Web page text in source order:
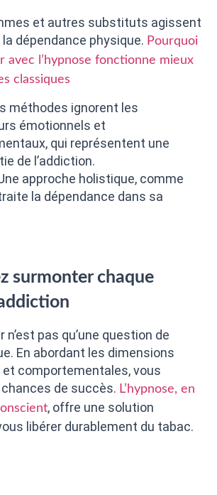
et autres substituts agissent
dépendance physique. Pourquoi
avec l’hypnose fonctionne mieux
classiques
méthodes ignorent les
émotionnels et
qui représentent une
de l’addiction.
approche holistique, comme
traite la dépendance dans sa
surmonter chaque
pas qu’une question de
En abordant les dimensions
comportementales, vous
de succès. L’hypnose, en
, offre une solution
libérer durablement du tabac.